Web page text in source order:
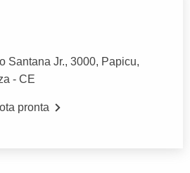
Santana Jr., 3000, Papicu,
- CE
pronta